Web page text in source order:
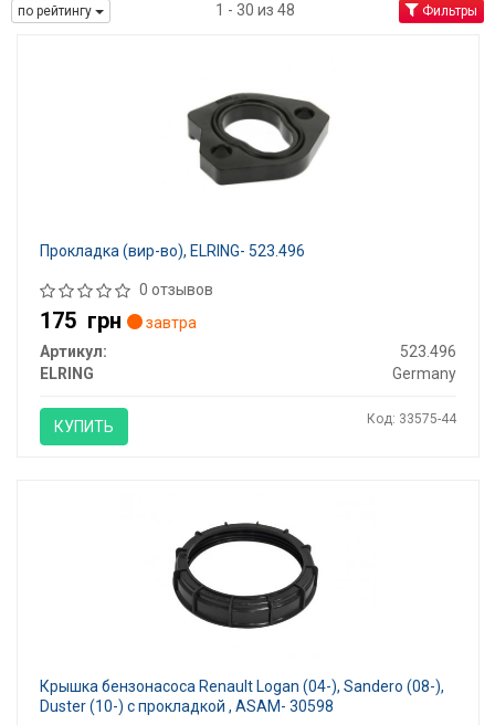
по рейтингу 1 - 30 из 48 Фильтры
Прокладка (вир-во), ELRING- 523.496
0 отзывов
175 грн
завтра
Артикул:
523.496
ELRING
Germany
КУПИТЬ Код: 33575-44
Крышка бензонасоса Renault Logan (04-), Sandero (08-),
Duster (10-) с прокладкой , ASAM- 30598